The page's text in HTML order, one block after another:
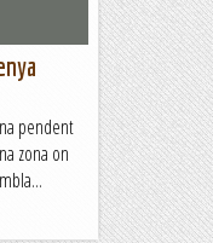
pendent
zona on